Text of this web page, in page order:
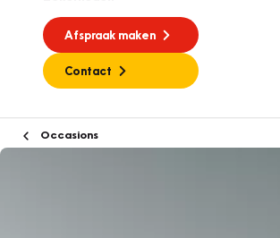
Afspraak maken
Contact
Occasions